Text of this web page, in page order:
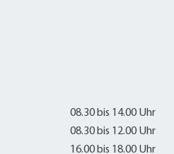
08.30 bis 14.00 Uhr
08.30 bis 12.00 Uhr
16.00 bis 18.00 Uhr